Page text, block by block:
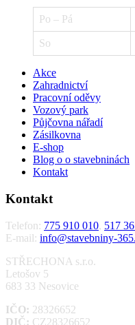
Po – Pá
So
Akce
Zahradnictví
Pracovní oděvy
Vozový park
Půjčovna nářadí
Zásilkovna
E-shop
Blog o o stavebninách
Kontakt
Kontakt
Telefon: 775 910 010, 517
E-mail: info@stavebniny-
STŘECHONA s.r.o.
Letošov 5
683 33 Nesovice
IČO: 28326652
DIČ: CZ28326652